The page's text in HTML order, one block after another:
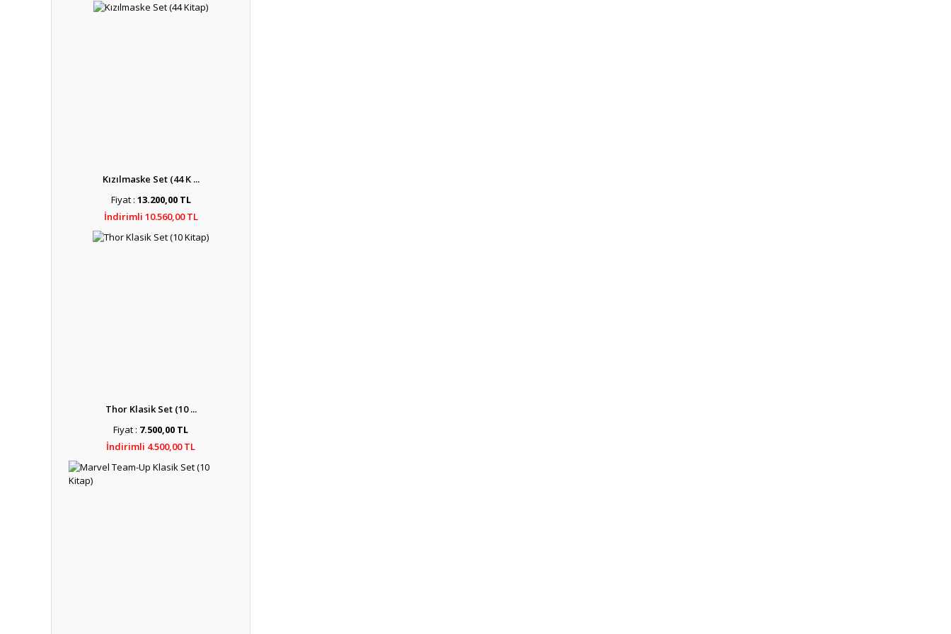
Kızılmaske Set (44 K ...
Fiyat : 13.200,00 TL
İndirimli 10.560,00 TL
Thor Klasik Set (10 ...
Fiyat : 7.500,00 TL
İndirimli 4.500,00 TL